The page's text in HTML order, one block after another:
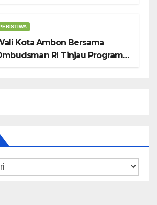
Kota Ambon Bersama
RI Tinjau Program